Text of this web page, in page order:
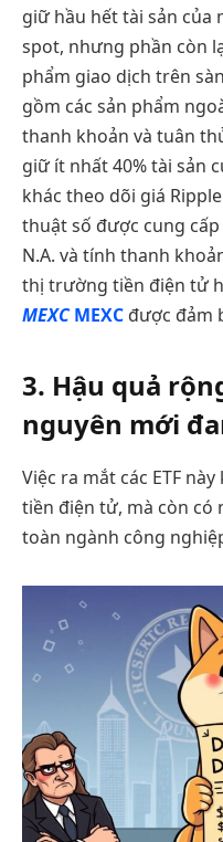
giữ hầu hết tài sản
spot, nhưng phần còn
phẩm giao dịch trên
gồm các sản phẩm
thanh khoản và tuân
giữ ít nhất 40% tài sản
khác theo dõi giá
thuật số được cung
N.A. và tính thanh
thị trường tiền điện tử
MEXCMEXC được đảm
3. Hậu quả
nguyên mới
Việc ra mắt các ETF
tiền điện tử, mà còn có
toàn ngành công